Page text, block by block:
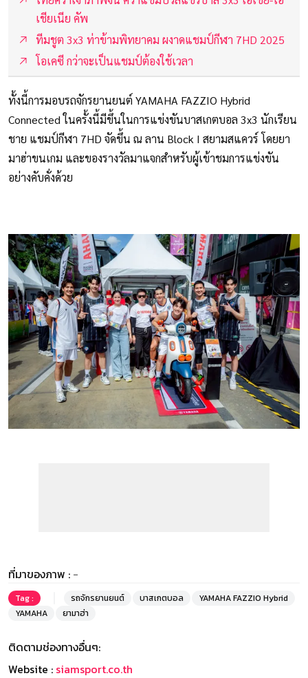
เชียเนีย คัพ
ทีมชูต 3x3 ท่าข้ามพิทยาคม ผงาดแชมป์กีฬา 7HD 2025
โอเคซี กว่าจะเป็นแชมป์ต้องใช้เวลา
ทั้งนี้การมอบรถจักรยานยนต์ YAMAHA FAZZIO Hybrid
Connected ในครั้งนี้มีขึ้นในการแข่งขันบาสเกตบอล 3x3 นักเรียน
ชาย แชมป์กีฬา 7HD จัดขึ้น ณ ลาน Block I สยามสแควร์ โดยยา
มาฮ่าขนเกม และของรางวัลมาแจกสำหรับผู้เข้าชมการแข่งขัน
อย่างคับคั่งด้วย
ที่มาของภาพ : -
Tag : รถจักรยานยนต์ บาสเกตบอล
YAMAHA FAZZIO Hybrid
YAMAHA
ยามาฮ่า
ติดตามช่องทางอื่นๆ:
Website : siamsport.co.th